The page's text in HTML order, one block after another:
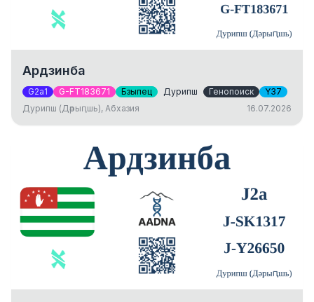
Ардзинба
G2a1 G-FT183671 Бзыпец Дурипш Генопоиск
Y37
Дурипш (Дәрыԥшь), Абхазия
16.07.2026